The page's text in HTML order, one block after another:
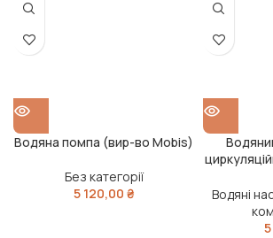
Водяна помпа (вир-во Mobis)
Без категорії
5 120,00 ₴
Водяні